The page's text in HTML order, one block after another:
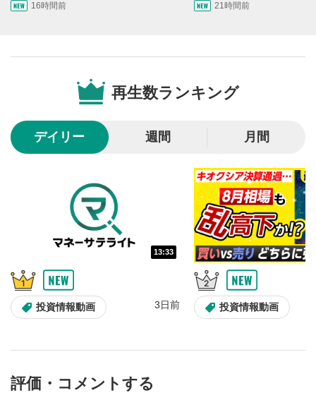
2
操作メニュー
再生/一時停止
動画を再生または一時停止します。
10秒戻し/10秒送り
10秒、動画を巻き戻し/早送りします。
シークバー
再生位置を示しています。再生したい位置をクリック
するとその位置から動画が再生されます。
画質/再生速度の設定
画質の選択/再生速度の変更ができます。
スライダーを上下すると音量が調整できます。
8
全画面表示
16時間前 21時間前
再生数ランキング
デイリー 週間 月間
13:33
投資情報動画 3日前 投資情報動画
評価・コメントする